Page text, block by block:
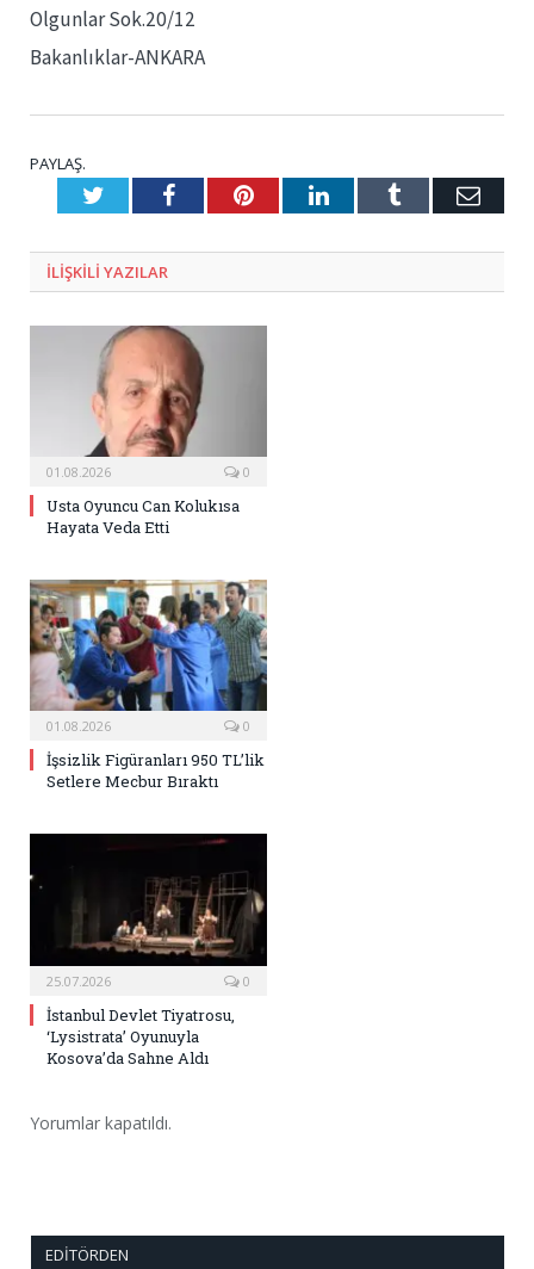
Olgunlar Sok.20/12
Bakanlıklar-ANKARA
PAYLAŞ.
TwitterFacebookPinterestLinkedInTumblr E-
ILIŞKILI YAZILAR
01.08.2026 0
Usta Oyuncu Can Kolukısa
Hayata Veda Etti
01.08.2026 0
İşsizlik Figüranları 950 TL’lik
Setlere Mecbur Bıraktı
25.07.2026 0
İstanbul Devlet Tiyatrosu,
‘Lysistrata’ Oyunuyla
Kosova’da Sahne Aldı
Yorumlar kapatıldı.
EDITÖRDEN